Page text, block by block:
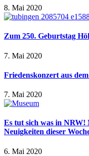
8. Mai 2020
Zum 250. Geburtstag
7. Mai 2020
Friedenskonzert aus
7. Mai 2020
Es tut sich was in NRW!
Neuigkeiten dieser
6. Mai 2020